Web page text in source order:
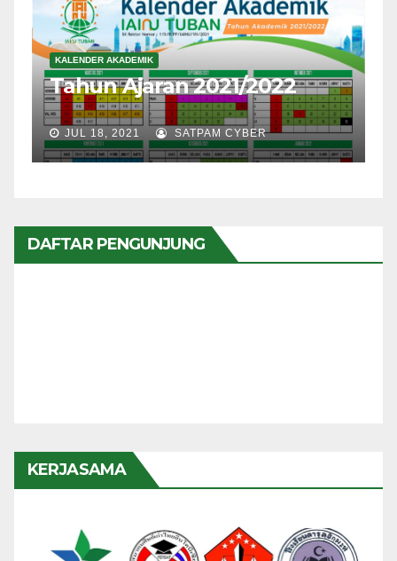
KALENDER AKADEMIK
Tahun Ajaran 2021/2022
JUL 18, 2021 SATPAM CYBER
DAFTAR PENGUNJUNG
KERJASAMA